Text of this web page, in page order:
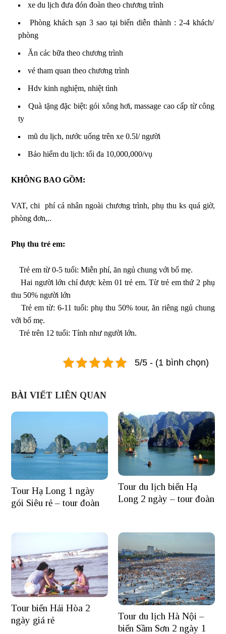
xe du lịch đưa đón đoàn theo chương trình
Phòng khách sạn 3 sao tại biển diễn thành : 2-4 khách/
phòng
Ăn các bữa theo chương trình
vé tham quan theo chương trình
Hdv kinh nghiệm, nhiệt tình
Quà tặng đặc biệt: gói xông hơi, massage cao cấp từ công
ty
mũ du lịch, nước uống trên xe 0.5l/ người
Bảo hiểm du lịch: tối đa 10,000,000/vụ
KHÔNG BAO GỒM:
VAT, chi phí cá nhân ngoài chương trình, phụ thu ks quá giờ,
phòng đơn,..
Phụ thu trẻ em:
Trẻ em từ 0-5 tuổi: Miễn phí, ăn ngủ chung với bố mẹ.
Hai người lớn chỉ được kèm 01 trẻ em. Từ trẻ em thứ 2 phụ
thu 50% người lớn
Trẻ em từ: 6-11 tuổi: phụ thu 50% tour, ăn riêng ngủ chung
với bố mẹ.
Trẻ trên 12 tuổi: Tính như người lớn.
5/5 - (1 bình chọn)
BÀI VIẾT LIÊN QUAN
Tour Hạ Long 1 ngày
gói Siêu rẻ – tour đoàn
Tour du lịch biển Hạ
Long 2 ngày – tour đoàn
Tour biển Hải Hòa 2
ngày giá rẻ
Tour du lịch Hà Nội –
biển Sầm Sơn 2 ngày 1